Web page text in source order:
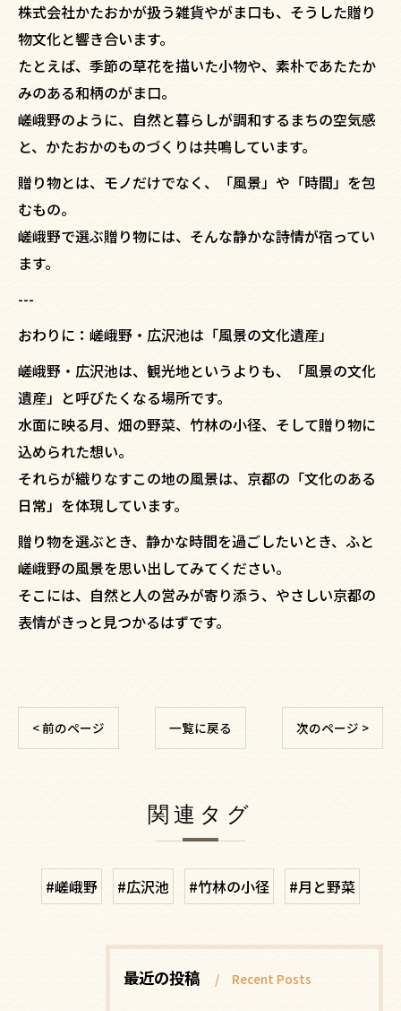
株式会社かたおかが扱う雑貨やがま口も、そうした贈り
物文化と響き合います。
たとえば、季節の草花を描いた小物や、素朴であたたか
みのある和柄のがま口。
嵯峨野のように、自然と暮らしが調和するまちの空気感
と、かたおかのものづくりは共鳴しています。
贈り物とは、モノだけでなく、「風景」や「時間」を包
むもの。
嵯峨野で選ぶ贈り物には、そんな静かな詩情が宿ってい
ます。
---
おわりに：嵯峨野・広沢池は「風景の文化遺産」
嵯峨野・広沢池は、観光地というよりも、「風景の文化
遺産」と呼びたくなる場所です。
水面に映る月、畑の野菜、竹林の小径、そして贈り物に
込められた想い。
それらが織りなすこの地の風景は、京都の「文化のある
日常」を体現しています。
贈り物を選ぶとき、静かな時間を過ごしたいとき、ふと
嵯峨野の風景を思い出してみてください。
そこには、自然と人の営みが寄り添う、やさしい京都の
表情がきっと見つかるはずです。
< 前のページ 一覧に戻る 次のページ >
関連タグ
#嵯峨野 #広沢池 #竹林の小径 #月と野菜
最近の投稿 Recent Posts